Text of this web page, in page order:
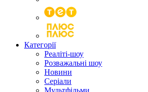
Категорії
Реаліті-шоу
Розважальні шоу
Новини
Серіали
Мультфільми